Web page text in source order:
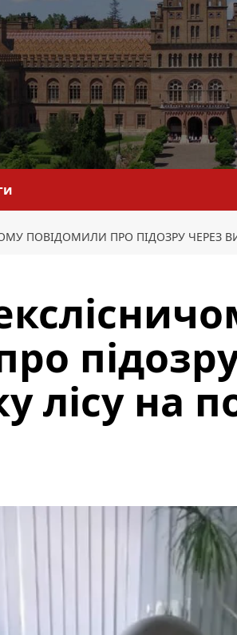
ПОВІДОМИЛИ ПРО ПІДОЗРУ ЧЕРЕЗ
лісу на